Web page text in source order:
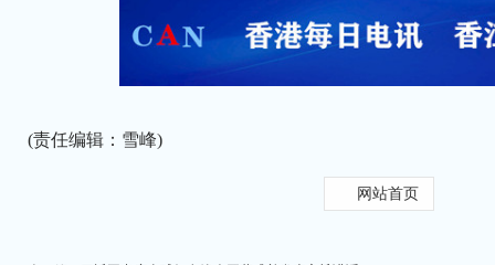
(责任编辑：雪峰)
网站首页